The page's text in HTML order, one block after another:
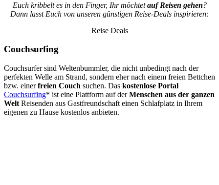
Euch kribbelt es in den Finger, Ihr möchtetauf Reisen gehen?
Dann lasst Euch von unseren günstigen Reise-Deals inspirieren:
Reise Deals
Couchsurfing
Couchsurfer sind Weltenbummler, die nicht unbedingt nach der
perfekten Welle am Strand, sondern eher nach einem freien Bettchen
bzw. einerfreien Couch suchen. Das kostenlose Portal
Couchsurfing* ist eine Plattform auf derMenschen aus der ganzen
Welt Reisenden aus Gastfreundschaft einen Schlafplatz in Ihrem
eigenen zu Hause kostenlos anbieten.